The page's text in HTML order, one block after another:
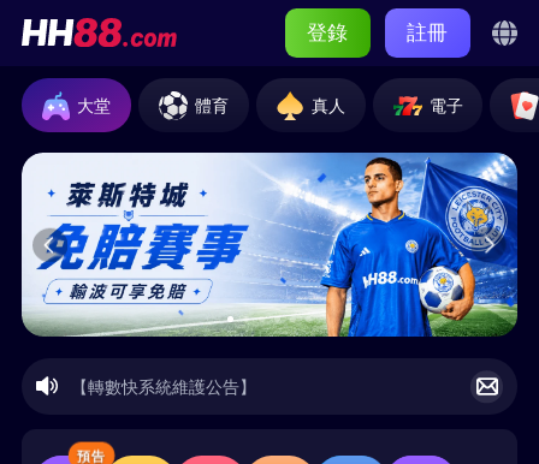
登錄 註冊
大堂 體育 真人 電子
【轉數快系統維護公告】
預告